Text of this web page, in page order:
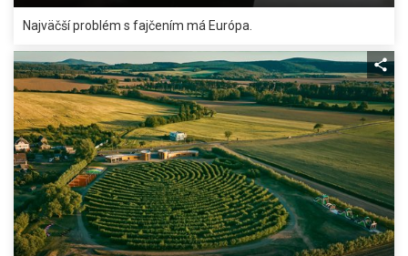
Najväčší problém s fajčením má Európa.